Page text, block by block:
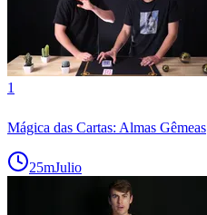
1
Mágica das Cartas: Almas Gêmeas
25mJulio